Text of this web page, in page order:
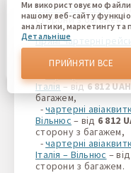
Італія – Катовіце–
сторони з багажем.
Прямі чартерні
Ламеція-Терме,
2026:
чартерні
Італія– від6 812 UAH
багажем,
-чартерні
Вільнюс – від 6 812
сторону з багажем,
-чартерні
Італія – Вільнюс – від
сторони з багажем.
Ми використовуємо
нашому веб-сайту
аналітики, маркетингу та
ви бачите. Файли cookie
від інших користувачів
як ви використовуєте
надати вам найкращі
покращення нашого
Ви погоджуєтеся на
Ви можете оновити свої
кнопку налаштувань
перейшовши до нашої
cookie.
Детальніше
ПРИЙНЯТИ ВСЕ